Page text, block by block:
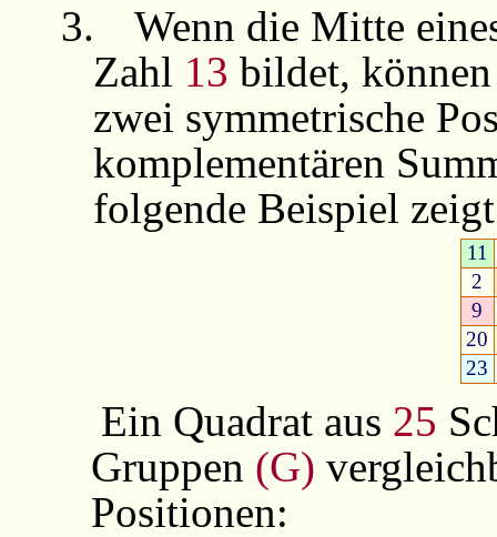
3.
Wenn die Mitte
Zahl 13 bildet,
zwei symmetrische
komplementären
folgende Beispiel
11
2
9
20
23
Ein Quadrat aus 25
Gruppen (G)
Positionen: